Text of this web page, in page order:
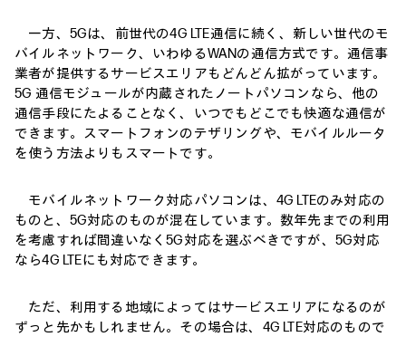
一方、5Gは、前世代の4G LTE通信に続く、新しい世代のモ
バイルネットワーク、いわゆるWANの通信方式です。通信事
業者が提供するサービスエリアもどんどん拡がっています。
5G 通信モジュールが内蔵されたノートパソコンなら、他の
通信手段にたよることなく、いつでもどこでも快適な通信が
できます。スマートフォンのテザリングや、モバイルルータ
を使う方法よりもスマートです。
モバイルネットワーク対応パソコンは、4G LTEのみ対応の
ものと、5G対応のものが混在しています。数年先までの利用
を考慮すれば間違いなく5G対応を選ぶべきですが、5G対応
なら4G LTEにも対応できます。
ただ、利用する地域によってはサービスエリアになるのが
ずっと先かもしれません。その場合は、4G LTE対応のもので